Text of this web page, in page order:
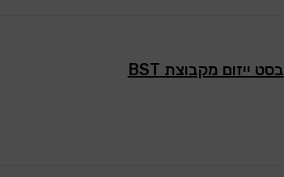
בסט ייזום מקבוצת BST